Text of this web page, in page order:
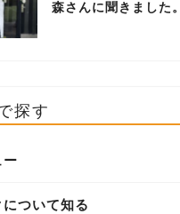
森さんに聞きました。
探す
ー
ついて知る